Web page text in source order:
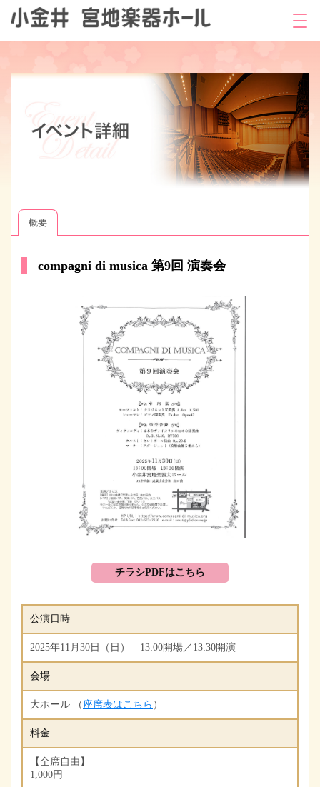
概要
compagni di musica 第9回 演奏会
チラシPDFはこちら
公演日時
2025年11月30日（日） 13:00開場／13:30開演
会場
大ホール （ 座席表はこちら ）
料金
【全席自由】
1,000円